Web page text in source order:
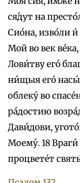
ся́дут на
Сио́на, изво́ли
Мой во век
Лови́тву eго́
ни́щыя eго́
облеку́ во
ра́достию
Дави́дови,
Моему́. 18
процвете́т